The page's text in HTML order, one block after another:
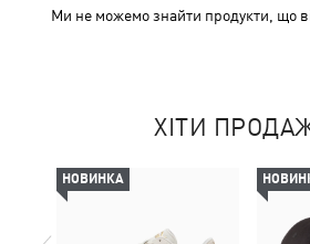
Ми не можемо знайти продукти, що
ХІТИ
НОВИНКА